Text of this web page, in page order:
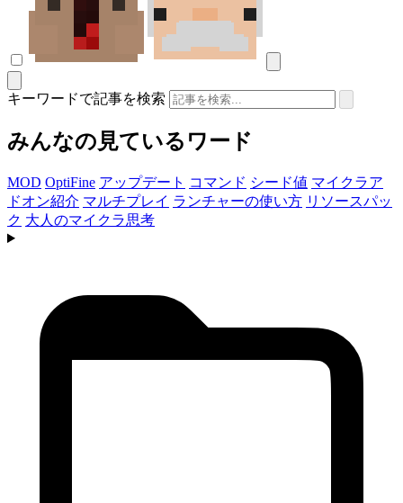
キーワードで記事を検索
みんなの見ているワード
MOD OptiFine アップデート コマンド シード値 マイクラア
ドオン紹介 マルチプレイ ランチャーの使い方 リソースパッ
ク 大人のマイクラ思考